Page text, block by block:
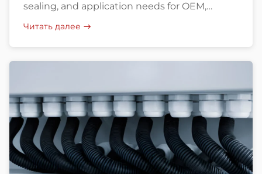
sealing, and application needs for OEM,
Читать далее